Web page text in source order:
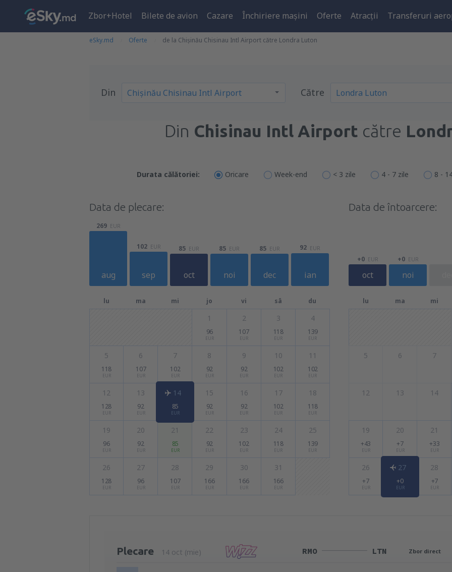
Zbor+Hotel Bilete de avion Cazare Închiriere mașini Oferte Atracţii Transferuri
eSky.md Oferte de la Chişinău Chisinau Intl Airport către Londra Luton
Din Către
Din Chisinau Intl Airport către
Durata călătoriei: Oricare Week-end < 3 zile 4 - 7 zile 8 -
Data de plecare:
aug
269 EUR
sep
102 EUR
oct
85 EUR
noi
85 EUR
dec
85 EUR
ian
92 EUR
lu ma mi jo vi sâ du
1
96
EUR
2
107
EUR
3
118
EUR
4
139
EUR
5
118
EUR
6
107
EUR
7
102
EUR
8
92
EUR
9
92
EUR
10
102
EUR
11
102
EUR
12
128
EUR
13
92
EUR
14
85
EUR
15
92
EUR
16
92
EUR
17
102
EUR
18
118
EUR
19
96
EUR
20
92
EUR
21
85
EUR
22
92
EUR
23
102
EUR
24
118
EUR
25
139
EUR
26
128
EUR
27
96
EUR
28
107
EUR
29
166
EUR
30
166
EUR
31
166
EUR
Data de întoarcere:
oct
+0 EUR
noi
+0 EUR
lu ma mi
5 6 7
12 13 14
19
+43
EUR
20
+7
EUR
21
+33
EUR
26
+7
EUR
27
+0
EUR
28
+7
EUR
Plecare 14 oct (mie) RMO LTN Zbor direct